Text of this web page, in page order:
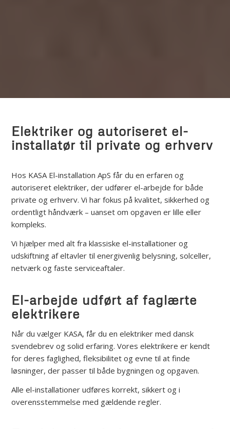
Elektriker og autoriseret el-
installatør til private og erhverv
Hos KASA El-installation ApS får du en erfaren og
autoriseret elektriker, der udfører el-arbejde for både
private og erhverv. Vi har fokus på kvalitet, sikkerhed og
ordentligt håndværk – uanset om opgaven er lille eller
kompleks.
Vi hjælper med alt fra klassiske el-installationer og
udskiftning af eltavler til energivenlig belysning, solceller,
netværk og faste serviceaftaler.
El-arbejde udført af faglærte
elektrikere
Når du vælger KASA, får du en elektriker med dansk
svendebrev og solid erfaring. Vores elektrikere er kendt
for deres faglighed, fleksibilitet og evne til at finde
løsninger, der passer til både bygningen og opgaven.
Alle el-installationer udføres korrekt, sikkert og i
overensstemmelse med gældende regler.